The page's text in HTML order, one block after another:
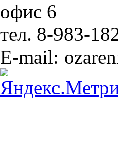
офис 6
тел. 8-983-
E-mail: